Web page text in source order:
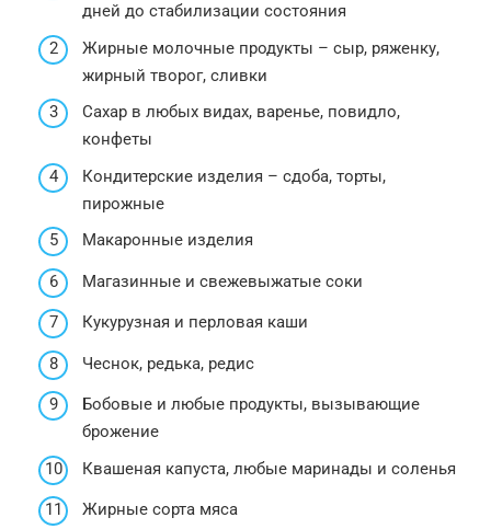
дней до стабилизации состояния
Жирные молочные продукты – сыр, ряженку,
жирный творог, сливки
Сахар в любых видах, варенье, повидло,
конфеты
Кондитерские изделия – сдоба, торты,
пирожные
Макаронные изделия
Магазинные и свежевыжатые соки
Кукурузная и перловая каши
Чеснок, редька, редис
Бобовые и любые продукты, вызывающие
брожение
Квашеная капуста, любые маринады и соленья
Жирные сорта мяса